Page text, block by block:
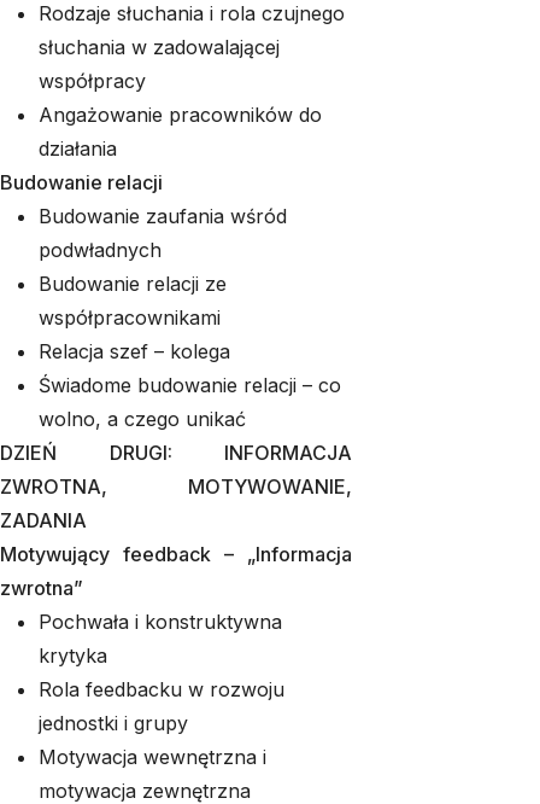
Rodzaje słuchania i rola czujnego
słuchania w zadowalającej
współpracy
Angażowanie pracowników do
działania
Budowanie relacji
Budowanie zaufania wśród
podwładnych
Budowanie relacji ze
współpracownikami
Relacja szef – kolega
Świadome budowanie relacji – co
wolno, a czego unikać
DZIEŃ DRUGI: INFORMACJA
ZWROTNA, MOTYWOWANIE,
ZADANIA
Motywujący feedback – „Informacja
zwrotna”
Pochwała i konstruktywna
krytyka
Rola feedbacku w rozwoju
jednostki i grupy
Motywacja wewnętrzna i
motywacja zewnętrzna